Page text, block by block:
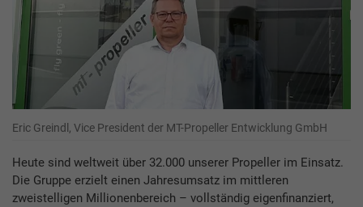
Eric Greindl, Vice President der MT-Propeller Entwicklung GmbH
Heute sind weltweit über 32.000 unserer Propeller im Einsatz.
Die Gruppe erzielt einen Jahresumsatz im mittleren
zweistelligen Millionenbereich – vollständig eigenfinanziert,